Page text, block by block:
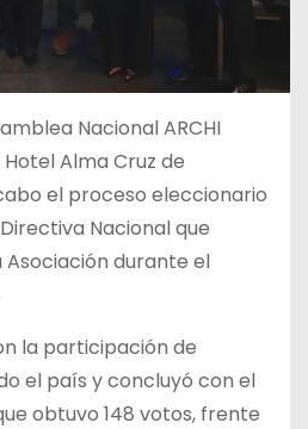
Nacional ARCHI
Alma Cruz de
el proceso eleccionario
Nacional que
durante el
la participación de
el país y concluyó con el
obtuvo 148 votos, frente